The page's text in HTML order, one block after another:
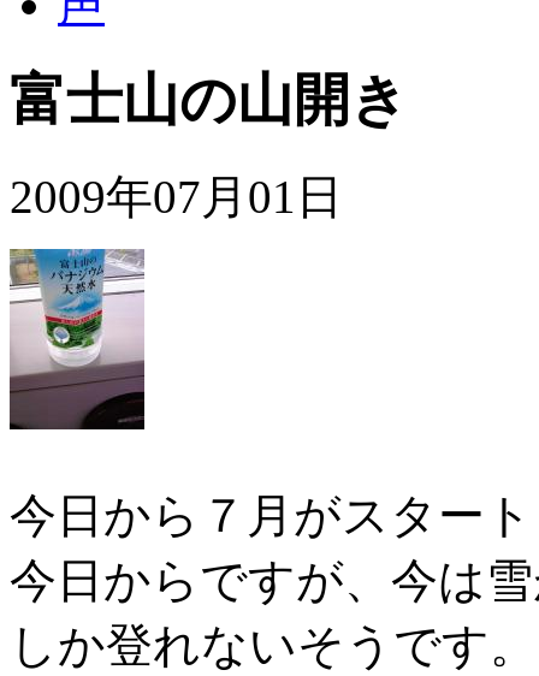
富士山の山開き
2009年07月01日
今日から７月がスター
今日からですが、今は
しか登れないそうです